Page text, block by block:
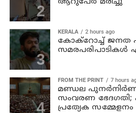
KERALA 2 hours ago
കോക്റോച്ച് ജനത
സമരപരിപാടികള്‍
FROM THE PRINT 7 hours
മണ്ഡല
സംവരണ ഭേദഗതി;
പ്രത്യേക സമ്മേളനം